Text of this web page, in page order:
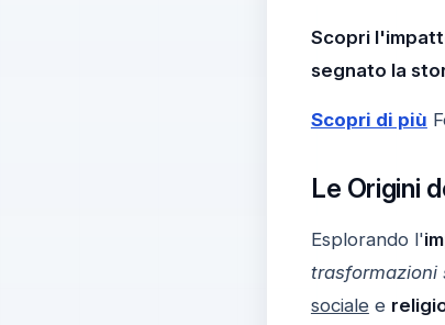
Scopri
segnato la
Scopri di più
Le Origini
Esplorando l'
trasformazioni
socialee